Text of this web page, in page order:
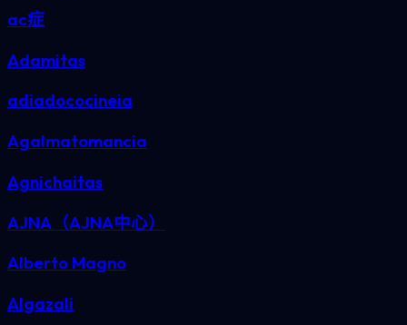
ac症
Adamitas
adiadococineia
Agalmatomancia
Agnichaitas
AJNA（AJNA中心）
Alberto Magno
Algazali